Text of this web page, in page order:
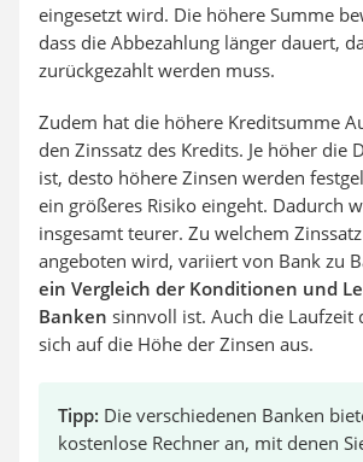
eingesetzt wird. Die höhere Summe
dass die Abbezahlung länger dauert,
zurückgezahlt werden muss.
Zudem hat die höhere Kreditsumme
den Zinssatz des Kredits. Je höher die
ist, desto höhere Zinsen werden
ein größeres Risiko eingeht. Dadurch
insgesamt teurer. Zu welchem
angeboten wird, variiert von Bank zu
ein Vergleich der Konditionen und
Banken sinnvoll ist. Auch die Laufzeit
sich auf die Höhe der Zinsen aus.
Tipp: Die verschiedenen Banken
kostenlose Rechner an, mit denen